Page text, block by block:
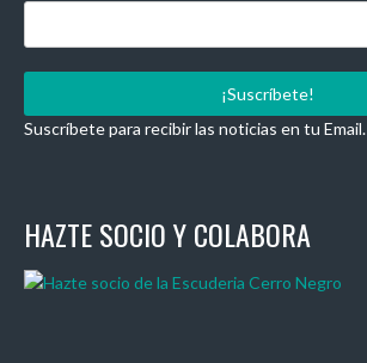
Suscríbete para recibir las noticias en tu Email.
HAZTE SOCIO Y COLABORA